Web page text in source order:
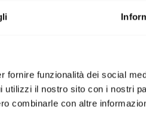
fornire funzionalità dei social
il nostro sito con i nostri
combinarle con altre